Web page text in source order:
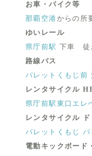
お車・バイク等
那覇空港からの所
ゆいレール
県庁前駅 下車 徒
路線バス
パレットくもじ前
レンタサイクル
県庁前駅東口エレ
レンタサイクル
パレットくもじ
パ
電動キックボード